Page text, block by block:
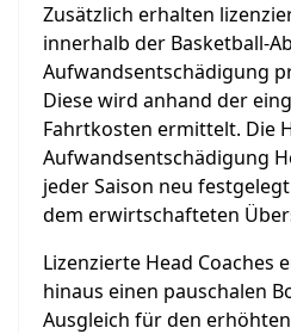
Zusätzlich erhalten
innerhalb der Basketball-
Aufwandsentschädigung
Diese wird anhand der
Fahrtkosten ermittelt. Die
Aufwandsentschädigung
jeder Saison neu
dem erwirtschafteten
Lizenzierte Head Coaches
hinaus einen pauschalen
Ausgleich für den